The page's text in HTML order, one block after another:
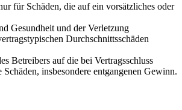
für Schäden, die auf ein vorsätzliches oder
Gesundheit und der Verletzung
Durchschnittsschäden
Betreibers auf die bei Vertragsschluss
insbesondere entgangenen Gewinn.